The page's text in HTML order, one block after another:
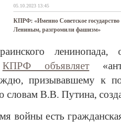
05.10.2023 13:45
КПРФ: «Именно Советское
Лениным, разгромили фашизм»
ленинопада,
КПРФ объявляет
призывавшему к
словам В.В. Путина,
войны есть